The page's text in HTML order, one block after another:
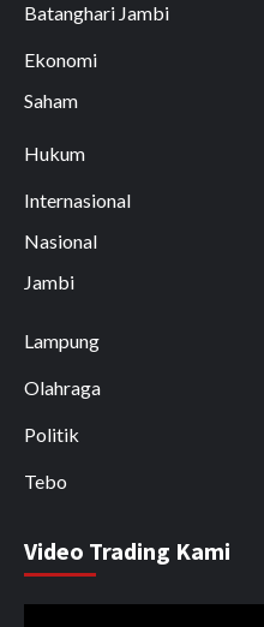
Batanghari Jambi
Ekonomi
Saham
Hukum
Internasional
Nasional
Jambi
Lampung
Olahraga
Politik
Tebo
Video Trading Kami